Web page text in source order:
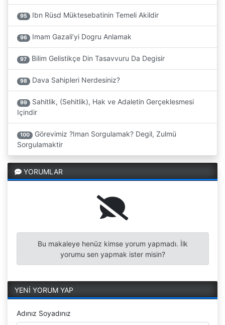
95 Ibn Rüsd Müktesebatinin Temeli Akildir
96 Imam Gazali’yi Dogru Anlamak
97 Bilim Gelistikçe Din Tasavvuru Da Degisir
98 Dava Sahipleri Nerdesiniz?
99
Sahitlik, (Sehitlik), Hak ve Adaletin Gerçeklesmesi
Içindir
100
Görevimiz ?Iman Sorgulamak? Degil, Zulmü
Sorgulamaktir
YORUMLAR
Bu makaleye henüz kimse yorum yapmadı. İlk
yorumu sen yapmak ister misin?
YENİ YORUM YAP
Adınız Soyadınız